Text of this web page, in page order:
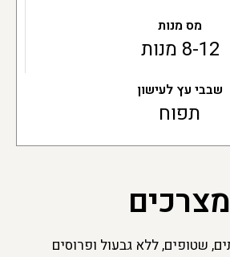
מס מנות
8-12 מנות
שבבי עץ לעישון
תפוח
מצרכים